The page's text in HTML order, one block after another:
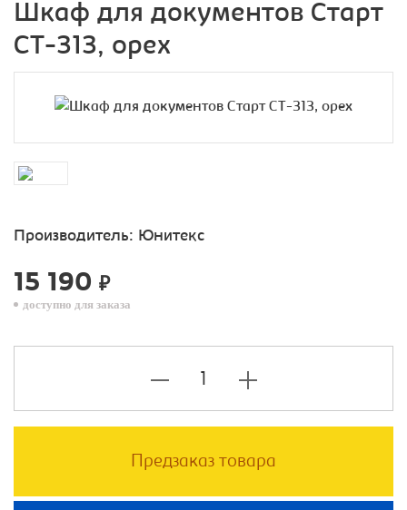
Шкаф для документов Старт
СТ-313, орех
Производитель: Юнитекс
15 190 ₽
доступно для заказа
Предзаказ товара